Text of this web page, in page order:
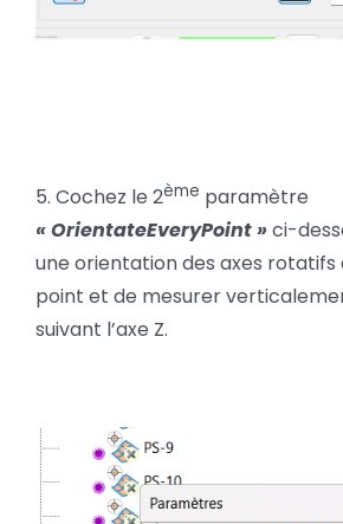
5. Cochez le 2ème paramètre
« OrientateEveryPoint »ci-
une orientation des axes
point et de mesurer
suivant l’axe Z.